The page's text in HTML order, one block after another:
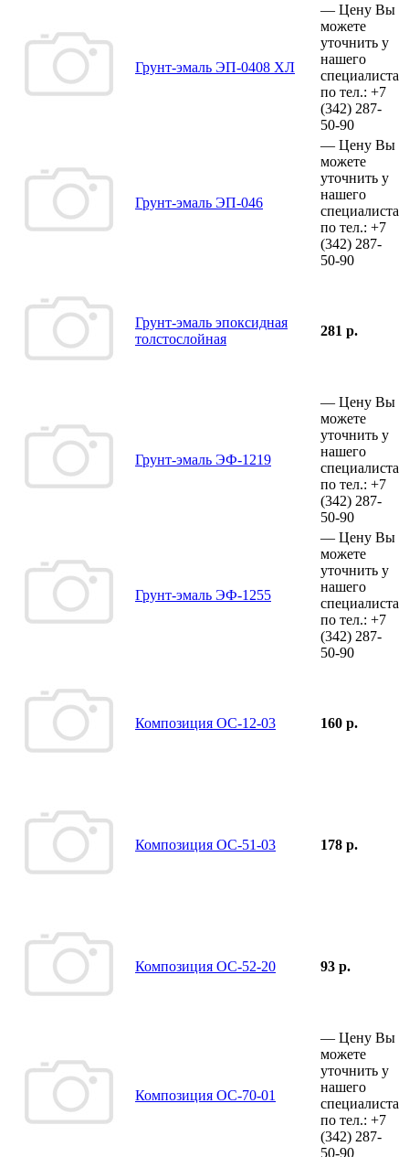
Грунт-эмаль ЭП-0408 ХЛ
— Цену Вы
можете
уточнить у
нашего
специалиста
по тел.: +7
(342) 287-
50-90
Грунт-эмаль ЭП-046
— Цену Вы
можете
уточнить у
нашего
специалиста
по тел.: +7
(342) 287-
50-90
Грунт-эмаль эпоксидная
толстослойная
281 р.
Грунт-эмаль ЭФ-1219
— Цену Вы
можете
уточнить у
нашего
специалиста
по тел.: +7
(342) 287-
50-90
Грунт-эмаль ЭФ-1255
— Цену Вы
можете
уточнить у
нашего
специалиста
по тел.: +7
(342) 287-
50-90
Композиция ОС-12-03 160 р.
Композиция ОС-51-03 178 р.
Композиция ОС-52-20 93 р.
Композиция ОС-70-01
— Цену Вы
можете
уточнить у
нашего
специалиста
по тел.: +7
(342) 287-
50-90